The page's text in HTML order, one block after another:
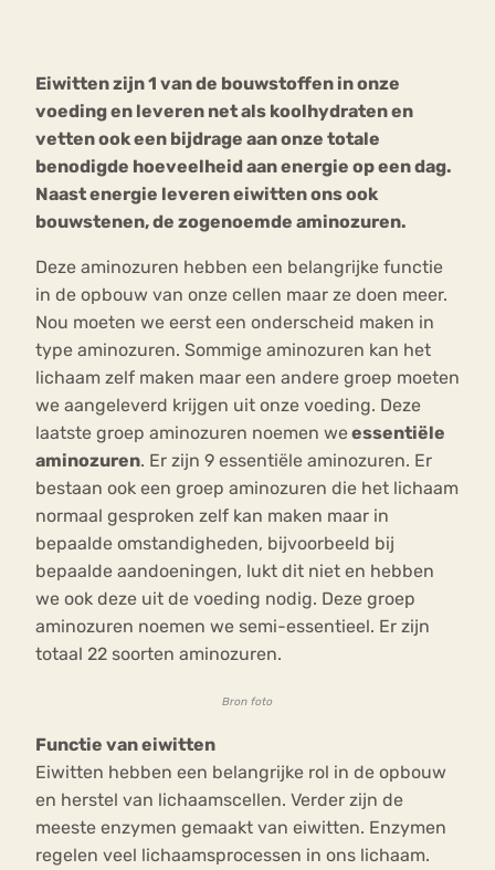
Eiwitten zijn 1 van de bouwstoffen in onze
voeding en leveren net als koolhydraten en
vetten ook een bijdrage aan onze totale
benodigde hoeveelheid aan energie op een dag.
Naast energie leveren eiwitten ons ook
bouwstenen, de zogenoemde aminozuren.
Deze aminozuren hebben een belangrijke functie
in de opbouw van onze cellen maar ze doen meer.
Nou moeten we eerst een onderscheid maken in
type aminozuren. Sommige aminozuren kan het
lichaam zelf maken maar een andere groep moeten
we aangeleverd krijgen uit onze voeding. Deze
laatste groep aminozuren noemen weessentiële
aminozuren. Er zijn 9 essentiële aminozuren. Er
bestaan ook een groep aminozuren die het lichaam
normaal gesproken zelf kan maken maar in
bepaalde omstandigheden, bijvoorbeeld bij
bepaalde aandoeningen, lukt dit niet en hebben
we ook deze uit de voeding nodig. Deze groep
aminozuren noemen we semi-essentieel. Er zijn
totaal 22 soorten aminozuren.
Bron foto
Functie van eiwitten
Eiwitten hebben een belangrijke rol in de opbouw
en herstel van lichaamscellen. Verder zijn de
meeste enzymen gemaakt van eiwitten. Enzymen
regelen veel lichaamsprocessen in ons lichaam.
Chat
Forum
mia
Nerv
osa
Eetstoornis Anorexia Nervosa
Eetbuien Piekeren Sport
Orthorexia
Afvallen Angst